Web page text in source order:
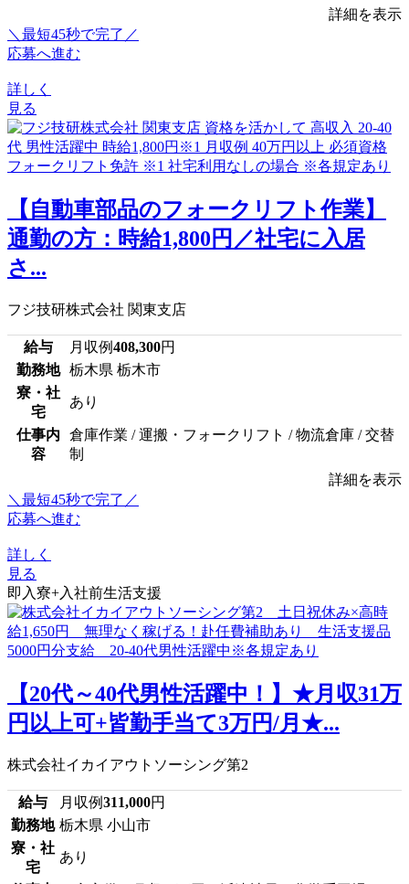
詳細を表示
＼最短45秒で完了／
応募へ進む
詳しく
見る
【自動車部品のフォークリフト作業】
通勤の方：時給1,800円／社宅に入居
さ...
フジ技研株式会社 関東支店
給与 月収例408,300円
勤務地
栃木県 栃木市
寮・社
宅
あり
仕事内
容
倉庫作業 / 運搬・フォークリフト / 物流倉庫 / 交替
制
詳細を表示
＼最短45秒で完了／
応募へ進む
詳しく
見る
即入寮+入社前生活支援
【20代～40代男性活躍中！】★月収31万
円以上可+皆勤手当て3万円/月★...
株式会社イカイアウトソーシング第2
給与 月収例311,000円
勤務地 栃木県 小山市
寮・社
宅
あり